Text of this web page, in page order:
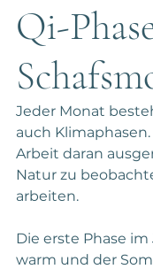
Qi-
Jeder Monat
auch
Arbeit daran
Natur zu
arbeiten.
Die erste Phase
warm und der